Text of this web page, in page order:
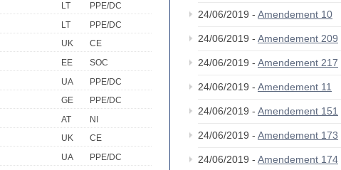
LT
PPE/DC
LT
PPE/DC
UK
CE
EE
SOC
UA
PPE/DC
GE
PPE/DC
AT
NI
UK
CE
UA
PPE/DC
24/06/2019 - Amendement 10
24/06/2019 - Amendement 209
24/06/2019 - Amendement 217
24/06/2019 - Amendement 11
24/06/2019 - Amendement 151
24/06/2019 - Amendement 173
24/06/2019 - Amendement 174